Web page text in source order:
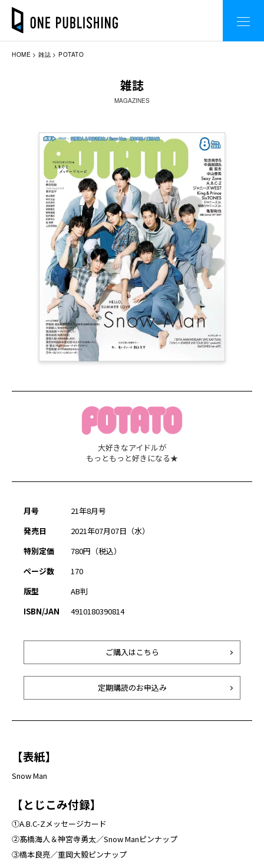
HOME 雑誌 POTATO
雑誌
MAGAZINES
大好きなアイドルが
もっともっと好きになる★
月号
21年8月号
発売日
2021年07月07日（水）
特別定価
780円（税込）
ページ数
170
版型
AB判
ISBN/JAN
4910180390814
ご購入はこちら
定期購読のお申込み
【表紙】
Snow Man
【とじこみ付録】
①A.B.C-Zメッセージカード
②髙橋海人＆神宮寺勇太／Snow Manピンナップ
③橋本良亮／重岡大毅ピンナップ